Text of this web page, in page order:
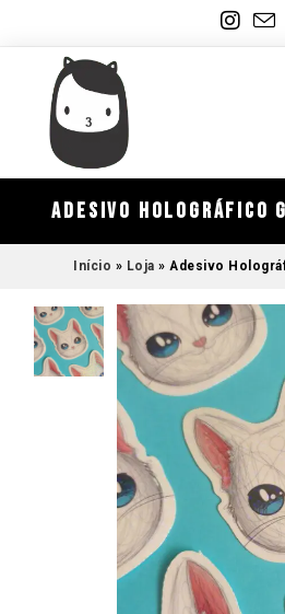
Adesivo Holográfico
Início » Loja » Adesivo